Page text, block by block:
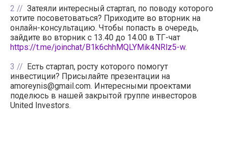
2
Затеяли интересный стартап, по поводу которого
хотите посоветоваться? Приходите во вторник на
онлайн-консультацию. Чтобы попасть в очередь,
зайдите во вторник с 13.40 до 14.00 в ТГ-чат
https://t.me/joinchat/B1k6chhMQLYMik4NRlz5-w.
3
Есть стартап, росту которого помогут
инвестиции? Присылайте презентации на
amoreynis@gmail.com. Интересными проектами
поделюсь в нашей закрытой группе инвесторов
United Investors.